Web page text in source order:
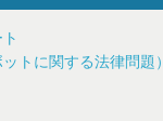
トに関する法律問題）